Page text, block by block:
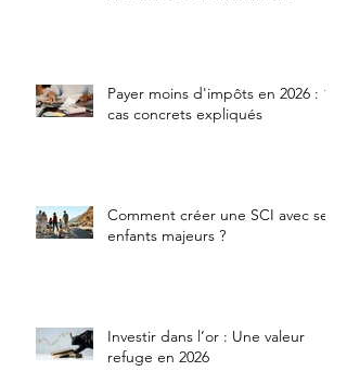
Payer moins d'impôts en 2026 : 10
cas concrets expliqués
Comment créer une SCI avec ses
enfants majeurs ?
Investir dans l’or : Une valeur
refuge en 2026